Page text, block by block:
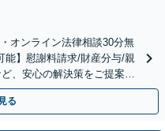
オンライン法律相談30分無
能】慰謝料請求/財産分与/親
、安心の解決策をご提案い
る